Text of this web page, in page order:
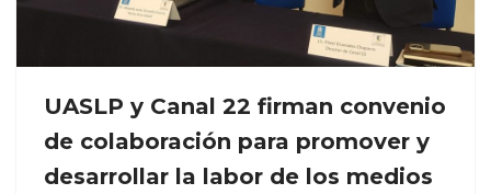
UASLP y Canal 22 firman convenio
de colaboración para promover y
desarrollar la labor de los medios